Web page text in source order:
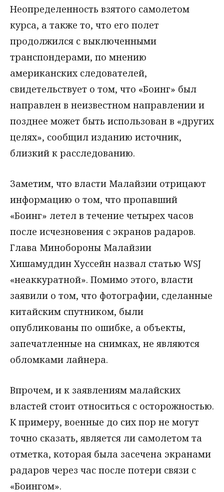
Неопределенность взятого самолетом
курса, а также то, что его полет
продолжился с выключенными
транспондерами, по мнению
американских следователей,
свидетельствует о том, что «Боинг» был
направлен в неизвестном направлении и
позднее может быть использован в «других
целях», сообщил изданию источник,
близкий к расследованию.
Заметим, что власти Малайзии отрицают
информацию о том, что пропавший
«Боинг» летел в течение четырех часов
после исчезновения с экранов радаров.
Глава Минобороны Малайзии
Хишамуддин Хуссейн назвал статью WSJ
«неаккуратной». Помимо этого, власти
заявили о том, что фотографии, сделанные
китайским спутником, были
опубликованы по ошибке, а объекты,
запечатленные на снимках, не являются
обломками лайнера.
Впрочем, и к заявлениям малайских
властей стоит относиться с осторожностью.
К примеру, военные до сих пор не могут
точно сказать, является ли самолетом та
отметка, которая была засечена экранами
радаров через час после потери связи с
«Боингом».